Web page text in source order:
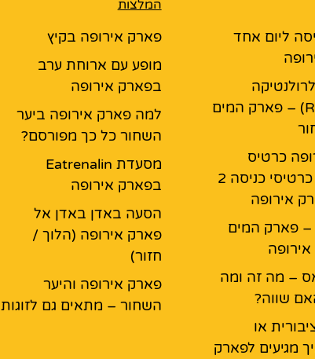
ליום אחד
(Rulantica) – פארק המים
כרטיס
ליומיים – כרטיסי כניסה 2
אירופה
– פארק המים
– מה זה ומה
שווה?
או
מגיעים לפארק
המלצות
פארק אירופה בקיץ
מופע עם ארוחת ערב
בפארק אירופה
למה פארק אירופה ביער
השחור כל כך מפורסם?
מסעדת Eatrenalin
בפארק אירופה
הסעה באדן באדן אל
פארק אירופה (הלוך /
חזור)
פארק אירופה והיער
השחור – מתאים גם לזוגות